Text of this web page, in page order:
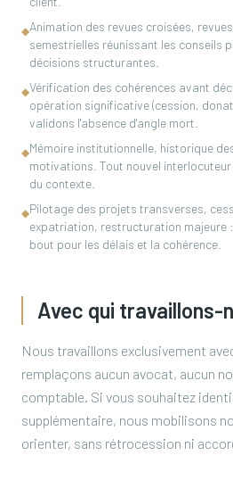
◆Animation des revues croisées,
semestrielles réunissant les conseils
décisions structurantes.
◆Vérification des cohérences avant
opération significative (cession,
validons l'absence d'angle mort.
◆Mémoire institutionnelle, historique
motivations. Tout nouvel
du contexte.
◆Pilotage des projets transverses,
expatriation, restructuration majeure
bout pour les délais et la cohérence.
Avec qui travaillons-
Nous travaillons exclusivement
remplaçons aucun avocat, aucun
comptable. Si vous souhaitez
supplémentaire, nous mobilisons
orienter, sans rétrocession ni